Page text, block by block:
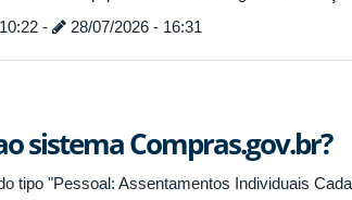
- 28/07/2026 - 16:31
sistema Compras.gov.br?
tipo "Pessoal: Assentamentos Individuais